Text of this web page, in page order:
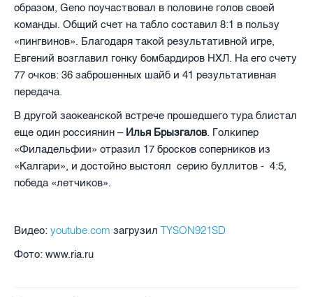
образом, Geno поучаствовал в половине голов своей
команды. Общий счет на табло составил 8:1 в пользу
«пингвинов». Благодаря такой результативной игре,
Евгений возглавил гонку бомбардиров НХЛ. На его счету
77 очков: 36 заброшенных шайб и 41 результативная
передача.
В другой заокеанской встрече прошедшего тура блистал
еще один россиянин – Илья Брызгалов. Голкипер
«Филадельфии» отразил 17 бросков соперников из
«Калгари», и достойно выстоял серию буллитов - 4:5,
победа «летчиков».
Видео: youtube.com загрузил TYSON921SD
Фото: www.ria.ru